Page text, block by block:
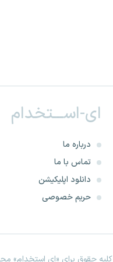
ای-اســـتخدام
درباره ما
تماس با ما
دانلود اپلیکیشن
حریم خصوصی
کلیه حقوق برای «ای استخدام»